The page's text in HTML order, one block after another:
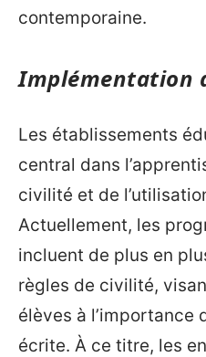
contemporaine.
Implémentation
Les établissements
central dans
civilité et de
Actuellement, les
incluent de plus en
règles de civilité,
élèves à l’importance
écrite. À ce titre, les